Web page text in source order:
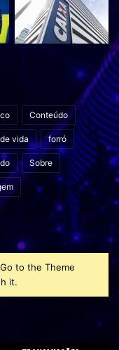
Conteúdo
vida forró
Sobre
to the Theme
it.